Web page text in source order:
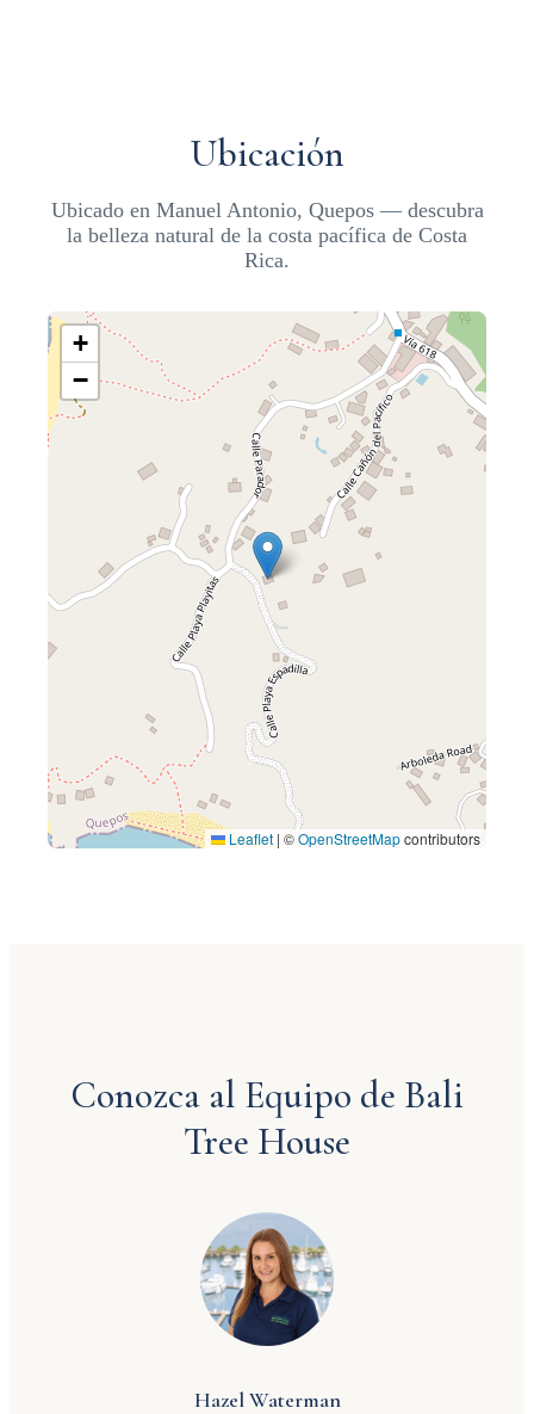
Ubicación
Ubicado en Manuel Antonio, Quepos — descubra
la belleza natural de la costa pacífica de Costa
Rica.
+
−
Leaflet | ©OpenStreetMapcontributors
Conozca al Equipo de Bali
Tree House
Hazel Waterman